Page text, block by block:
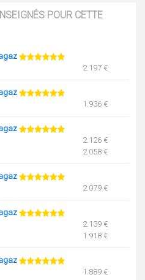
POUR CETTE
2.197 €
1.936 €
2.126 €
2.058 €
2.079 €
2.139 €
1.918 €
1.889 €